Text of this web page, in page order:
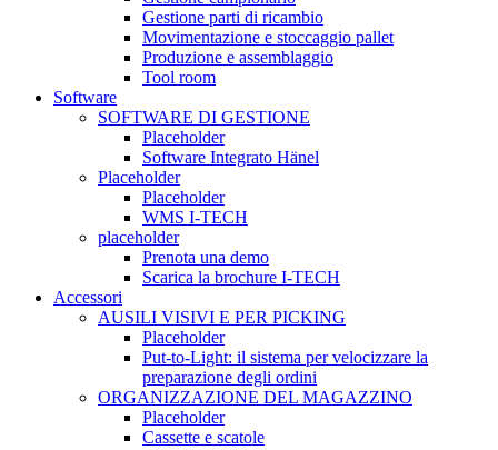
Gestione parti di ricambio
Movimentazione e stoccaggio pallet
Produzione e assemblaggio
Tool room
Software
SOFTWARE DI GESTIONE
Placeholder
Software Integrato Hänel
Placeholder
Placeholder
WMS I-TECH
placeholder
Prenota una demo
Scarica la brochure I-TECH
Accessori
AUSILI VISIVI E PER PICKING
Placeholder
Put-to-Light: il sistema per velocizzare la
preparazione degli ordini
ORGANIZZAZIONE DEL MAGAZZINO
Placeholder
Cassette e scatole